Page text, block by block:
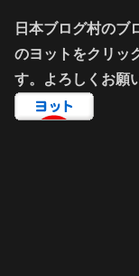
日本ブログ村のブ
のヨットをクリッ
す。よろしくお願